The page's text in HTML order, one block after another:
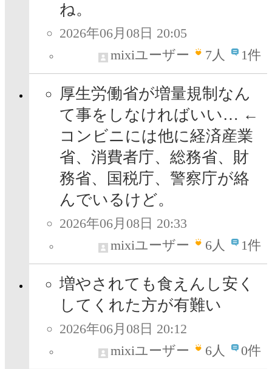
ね。
2026年06月08日 20:05
mixiユーザー
7人 1件
厚生労働省が増量規制なん
て事をしなければいい… ←
コンビニには他に経済産業
省、消費者庁、総務省、財
務省、国税庁、警察庁が絡
んでいるけど。
2026年06月08日 20:33
mixiユーザー
6人 1件
増やされても食えんし安く
してくれた方が有難い
2026年06月08日 20:12
mixiユーザー
6人 0件